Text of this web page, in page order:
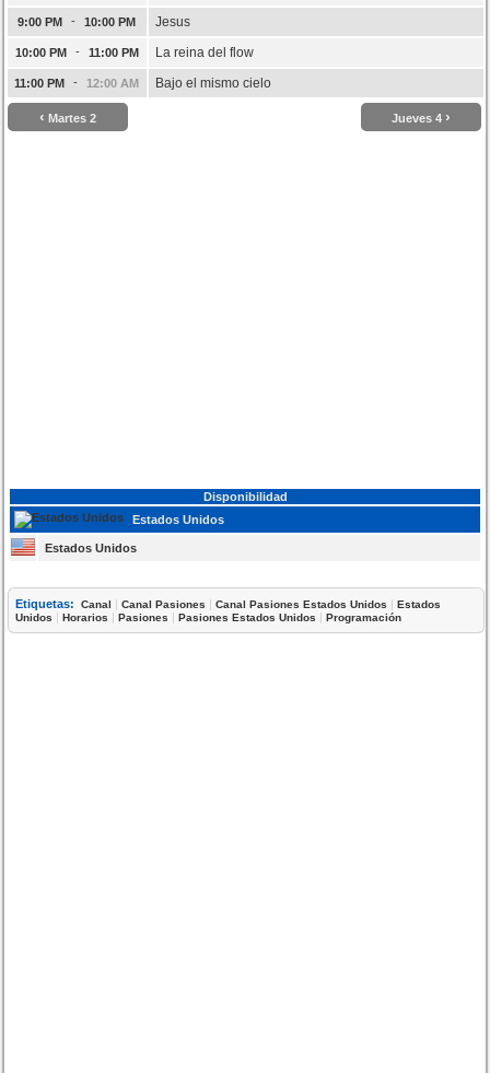
9:00 PM - 10:00 PM Jesus
10:00 PM - 11:00 PM La reina del flow
11:00 PM - 12:00 AM Bajo el mismo cielo
‹ Martes 2 Jueves 4 ›
Disponibilidad
Estados Unidos
Estados Unidos
Etiquetas: Canal |Canal Pasiones |Canal Pasiones Estados Unidos |Estados
Unidos |Horarios |Pasiones |Pasiones Estados Unidos |Programación